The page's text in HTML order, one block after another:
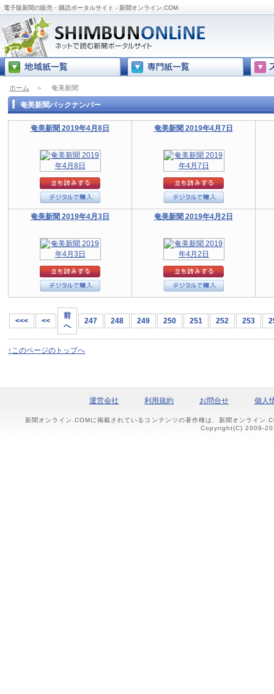
電子版新聞の販売・購読ポータルサイト - 新聞オンライン.COM
ホーム ＞ 奄美新聞
奄美新聞バックナンバー
奄美新聞 2019年4月8日 奄美新聞 2019年4月7日
奄美新聞 2019年4月3日 奄美新聞 2019年4月2日
<<< <<
前
へ
247 248 249 250 251 252 253
↑このページのトップへ
運営会社 利用規約 お問合せ 個人
新聞オンライン.COMに掲載されているコンテンツの著作権は、新聞オンライン
Copyright(C) 2009-